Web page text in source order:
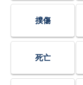
撲傷
死亡